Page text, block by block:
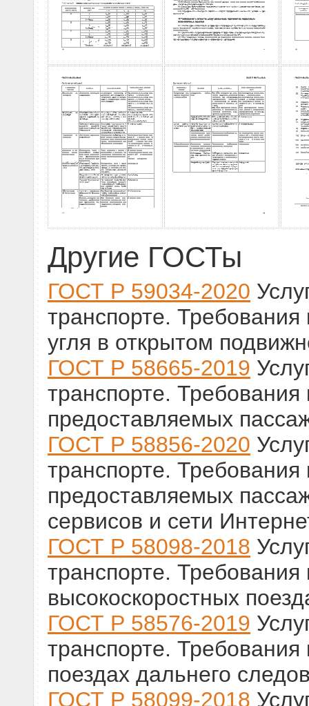
Другие ГОСТы
ГОСТ Р 59034-2020
транспорте. Требования
угля в открытом
ГОСТ Р 58665-2019
транспорте. Требования
предоставляемых
ГОСТ Р 58856-2020
транспорте. Требования
предоставляемых
сервисов и сети
ГОСТ Р 58098-2018
транспорте.
высокоскоростных
ГОСТ Р 58576-2019
транспорте.
поездах дальнего
ГОСТ Р 58099-2018